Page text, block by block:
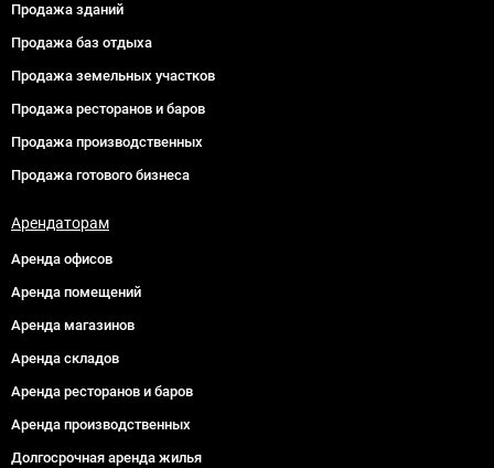
Продажа зданий
Продажа баз отдыха
Продажа земельных участков
Продажа ресторанов и баров
Продажа производственных
Продажа готового бизнеса
Арендаторам
Аренда офисов
Аренда помещений
Аренда магазинов
Аренда складов
Аренда ресторанов и баров
Аренда производственных
Долгосрочная аренда жилья